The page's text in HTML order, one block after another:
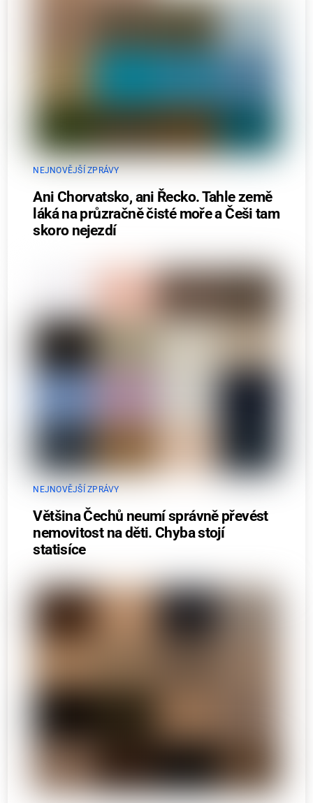
NEJNOVĚJŠÍ ZPRÁVY
Ani Chorvatsko, ani Řecko. Tahle země
láká na průzračně čisté moře a Češi tam
skoro nejezdí
NEJNOVĚJŠÍ ZPRÁVY
Většina Čechů neumí správně převést
nemovitost na děti. Chyba stojí
statisíce